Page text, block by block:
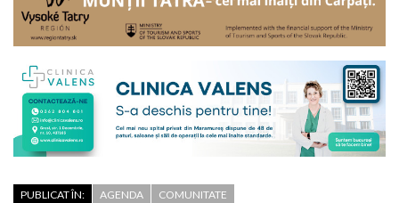
PUBLICAT ÎN: AGENDA
COMUNITATE